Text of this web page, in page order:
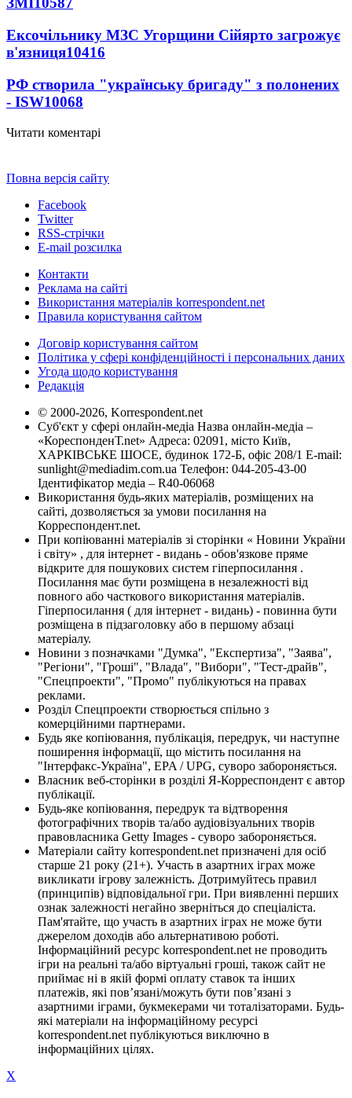
Ексочільнику МЗС Угорщини Сійярто загрожує
в'язниця10416
РФ створила "українську бригаду" з полонених
- ISW10068
Читати коментарі
Повна версія сайту
Facebook
Twitter
RSS-стрічки
E-mail розсилка
Контакти
Реклама на сайті
Використання матеріалів korrespondent.net
Правила користування сайтом
Договір користування сайтом
Політика у сфері конфіденційності і персональних даних
Угода щодо користування
Редакція
© 2000-2026, Korrespondent.net
Суб'єкт у сфері онлайн-медіа Назва онлайн-медіа –
«КореспонденТ.net» Адреса: 02091, місто Київ,
ХАРКІВСЬКЕ ШОСЕ, будинок 172-Б, офіс 208/1 E-mail:
sunlight@mediadim.com.ua Телефон: 044-205-43-00
Ідентифікатор медіа – R40-06068
Використання будь-яких матеріалів, розміщених на
сайті, дозволяється за умови посилання на
Корреспондент.net.
При копіюванні матеріалів зі сторінки « Новини України
і світу» , для інтернет - видань - обов'язкове пряме
відкрите для пошукових систем гіперпосилання .
Посилання має бути розміщена в незалежності від
повного або часткового використання матеріалів.
Гіперпосилання ( для інтернет - видань) - повинна бути
розміщена в підзаголовку або в першому абзаці
матеріалу.
Новини з позначками "Думка", "Експертиза", "Заява",
"Регіони", "Гроші", "Влада", "Вибори", "Тест-драйв",
"Спецпроекти", "Промо" публікуються на правах
реклами.
Розділ Спецпроекти створюється спільно з
комерційними партнерами.
Будь яке копіювання, публікація, передрук, чи наступне
поширення інформації, що містить посилання на
"Інтерфакс-Україна", EPA / UPG, суворо забороняється.
Власник веб-сторінки в розділі Я-Корреспондент є автор
публікації.
Будь-яке копіювання, передрук та відтворення
фотографічних творів та/або аудіовізуальних творів
правовласника Getty Images - суворо забороняється.
Матеріали сайту korrespondent.net призначені для осіб
старше 21 року (21+). Участь в азартних іграх може
викликати ігрову залежність. Дотримуйтесь правил
(принципів) відповідальної гри. При виявленні перших
ознак залежності негайно зверніться до спеціаліста.
Пам'ятайте, що участь в азартних іграх не може бути
джерелом доходів або альтернативою роботі.
Інформаційний ресурс korrespondent.net не проводить
ігри на реальні та/або віртуальні гроші, також сайт не
приймає ні в якій формі оплату ставок та інших
платежів, які пов’язані/можуть бути пов’язані з
азартними іграми, букмекерами чи тоталізаторами. Будь-
які матеріали на інформаційному ресурсі
korrespondent.net публікуються виключно в
інформаційних цілях.
X